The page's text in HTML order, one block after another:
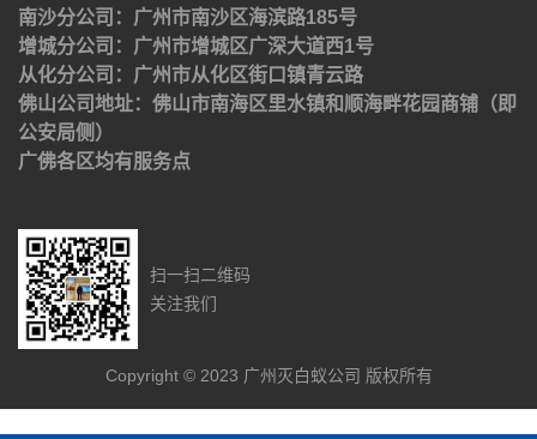
南沙分公司：广州市南沙区海滨路185号
增城分公司：广州市增城区广深大道西1号
从化分公司：广州市从化区街口镇青云路
佛山公司地址：佛山市南海区里水镇和顺海畔花园商铺（即
公安局侧）
广佛各区均有服务点
扫一扫二维码
关注我们
Copyright © 2023 广州灭白蚁公司 版权所有